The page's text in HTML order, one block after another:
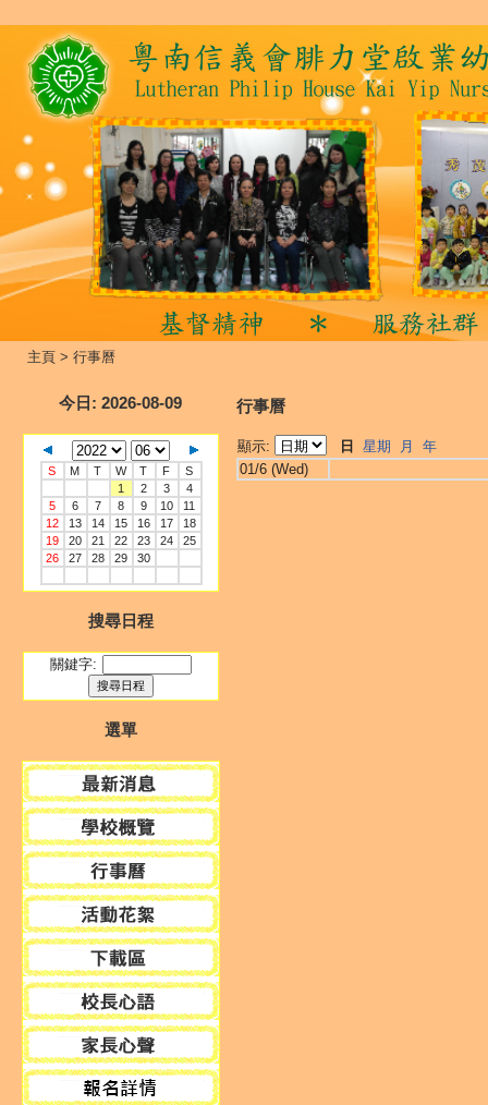
主頁 > 行事曆
今日 : 2026-08-09
S M T W T F
S
1
2 3
4
5
6 7 8 9 10
11
12
13 14 15 16 17
18
19
20 21 22 23 24
25
26
27 28 29 30
搜尋日程
關鍵字:
選單
行事曆
顯示: 日 星期 月
年
01/6 (Wed)